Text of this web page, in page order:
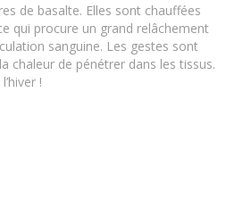
de basalte. Elles sont chauffées
qui procure un grand relâchement
sanguine. Les gestes sont
chaleur de pénétrer dans les tissus.
!